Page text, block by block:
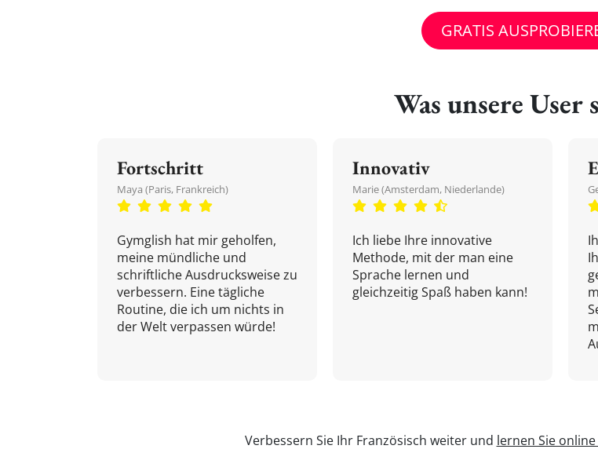
GRATIS
Was unsere User
Fortschritt
Maya (Paris, Frankreich)
Gymglish hat mir geholfen,
meine mündliche und
schriftliche Ausdrucksweise zu
verbessern. Eine tägliche
Routine, die ich um nichts in
der Welt verpassen würde!
Innovativ
Marie (Amsterdam, Niederlande)
Ich liebe Ihre innovative
Methode, mit der man eine
Sprache lernen und
gleichzeitig Spaß haben kann!
Verbessern Sie Ihr Französisch weiter und lernen Sie